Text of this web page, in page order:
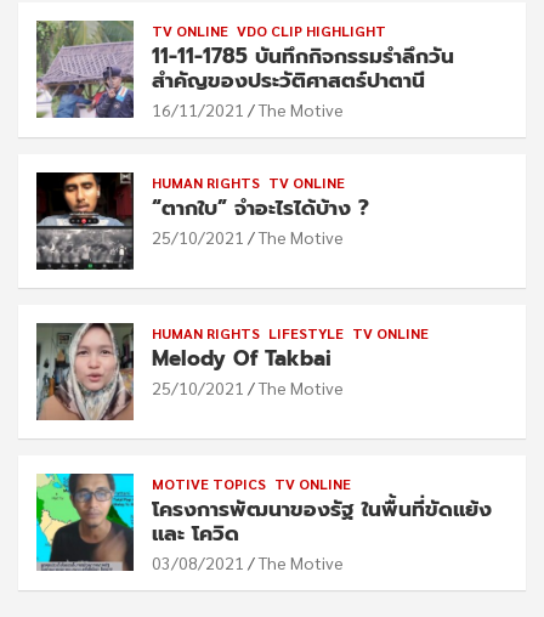
TV ONLINE VDO CLIP HIGHLIGHT
11-11-1785 บันทึกกิจกรรมรำลึกวัน
สำคัญของประวัติศาสตร์ปาตานี
16/11/2021 The Motive
HUMAN RIGHTS TV ONLINE
“ตากใบ” จำอะไรได้บ้าง ?
25/10/2021 The Motive
HUMAN RIGHTS LIFESTYLE TV ONLINE
Melody Of Takbai
25/10/2021 The Motive
MOTIVE TOPICS TV ONLINE
โครงการพัฒนาของรัฐ ในพื้นที่ขัดแย้ง
และ โควิด
03/08/2021 The Motive